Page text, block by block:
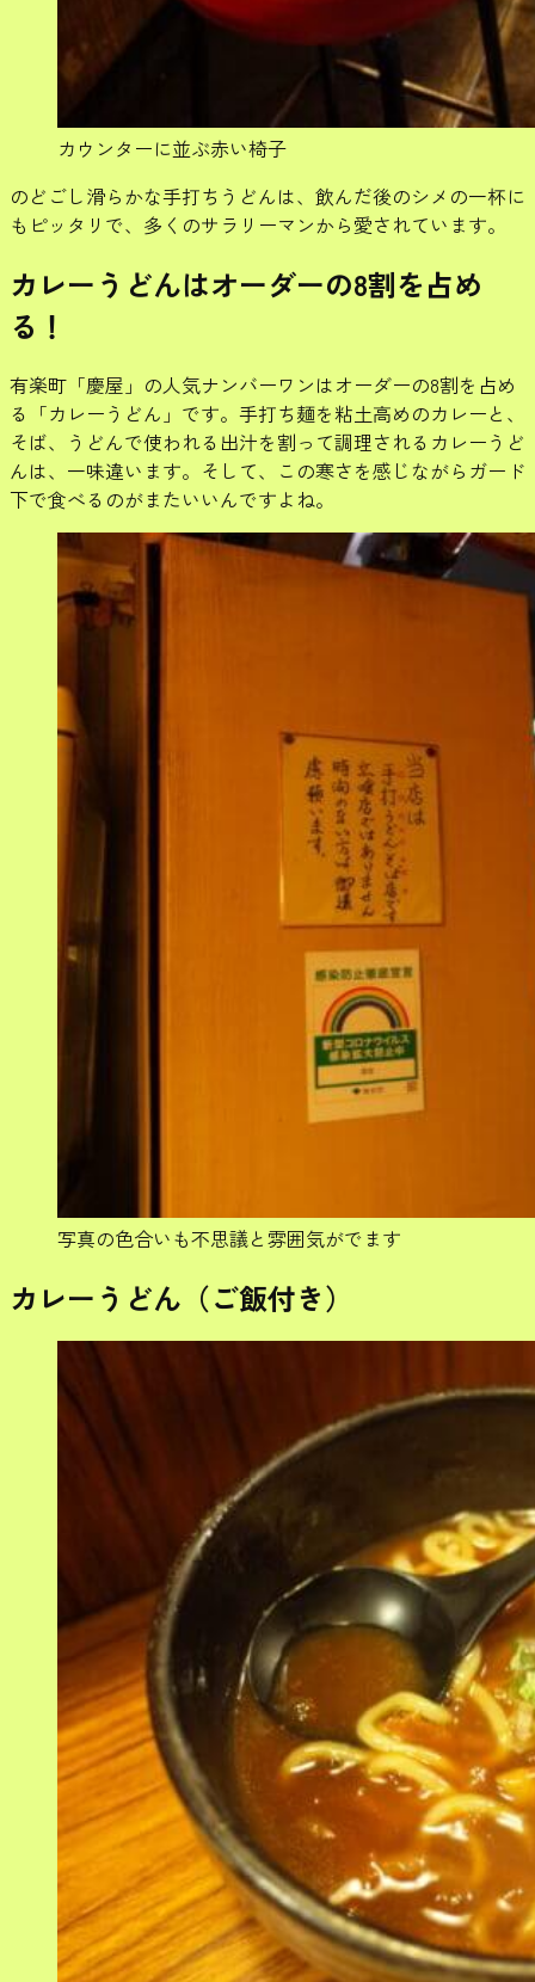
カウンターに並ぶ赤い椅子
のどごし滑らかな手打ちうどんは、飲んだ後のシメの一杯に
もピッタリで、多くのサラリーマンから愛されています。
カレーうどんはオーダーの8割を占め
る！
有楽町「慶屋」の人気ナンバーワンはオーダーの8割を占め
る「カレーうどん」です。手打ち麺を粘土高めのカレーと、
そば、うどんで使われる出汁を割って調理されるカレーうど
んは、一味違います。そして、この寒さを感じながらガード
下で食べるのがまたいいんですよね。
写真の色合いも不思議と雰囲気がでます
カレーうどん（ご飯付き）